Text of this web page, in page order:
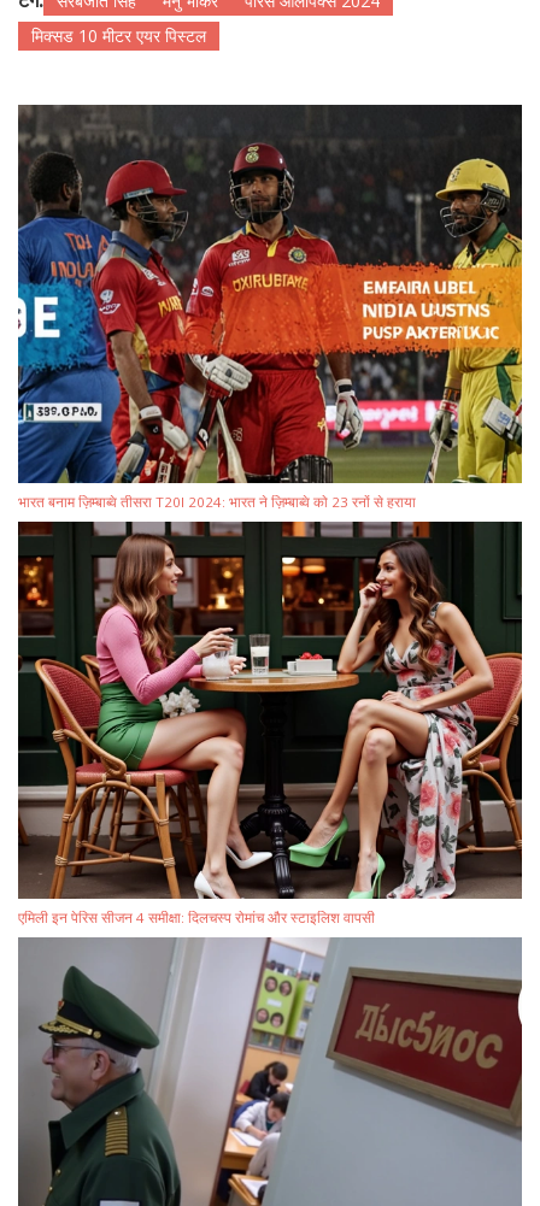
मिक्सड 10 मीटर एयर पिस्टल
भारत बनाम ज़िम्बाब्वे तीसरा T20I 2024: भारत ने ज़िम्बाब्वे को 23 रनों से हराया
एमिली इन पेरिस सीजन 4 समीक्षा: दिलचस्प रोमांच और स्टाइलिश वापसी